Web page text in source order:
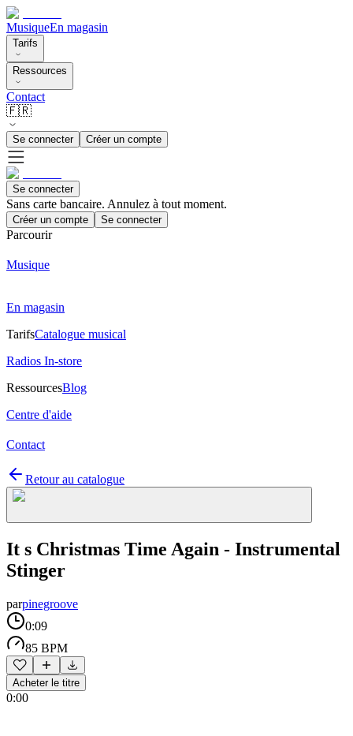
MusiqueEn magasin
Tarifs
Ressources
Contact
🇫🇷
Se connecter Créer un compte
Se connecter
Sans carte bancaire. Annulez à tout moment.
Créer un compte Se connecter
Parcourir
Musique
En magasin
TarifsCatalogue musical
Radios In-store
RessourcesBlog
Centre d'aide
Contact
Retour au catalogue
It s Christmas Time Again - Instrumental
Stinger
parpinegroove
0:09
85 BPM
Acheter le titre
0:00